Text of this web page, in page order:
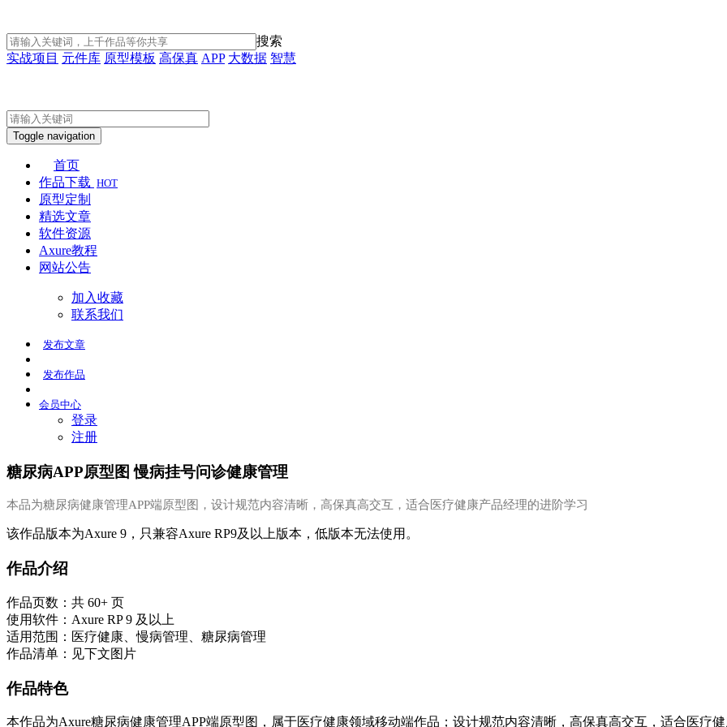
搜索
实战项目 元件库 原型模板 高保真 APP 大数据 智慧
Toggle navigation
首页
作品下载 HOT
原型定制
精选文章
软件资源
Axure教程
网站公告
加入收藏
联系我们
发布文章
发布作品
会员中心
登录
注册
糖尿病APP原型图 慢病挂号问诊健康管理
本品为糖尿病健康管理APP端原型图，设计规范内容清晰，高保真高交互，适合医疗健康产品经理的进阶学习
该作品版本为Axure 9，只兼容Axure RP9及以上版本，低版本无法使用。
作品介绍
作品页数：共 60+ 页
使用软件：Axure RP 9 及以上
适用范围：医疗健康、慢病管理、糖尿病管理
作品清单：见下文图片
作品特色
本作品为Axure糖尿病健康管理APP端原型图，属于医疗健康领域移动端作品；设计规范内容清晰，高保真高交互，适合医疗健